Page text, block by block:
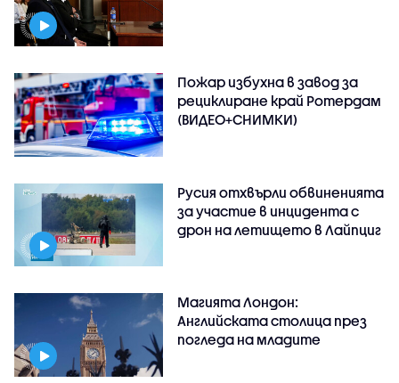
Пожар избухна в завод за
рециклиране край Ротердам
(ВИДЕО+СНИМКИ)
Русия отхвърли обвиненията
за участие в инцидента с
дрон на летището в Лайпциг
Магията Лондон:
Английската столица през
погледа на младите